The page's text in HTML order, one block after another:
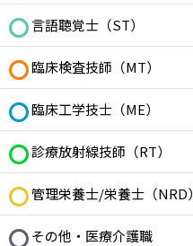
言語聴覚士（ST）
臨床検査技師（MT）
臨床工学技士（ME）
診療放射線技師（RT）
管理栄養士/栄養士（NRD）
その他・医療介護職